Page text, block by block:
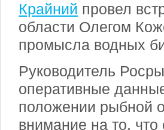
Крайний провел
области Олегом
промысла водных
Руководитель
оперативные
положении рыбной
внимание на то,